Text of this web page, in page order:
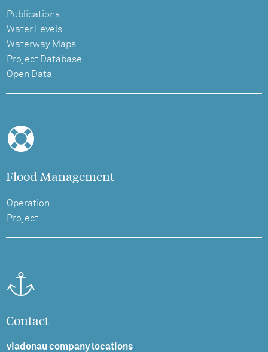
Publications
Water Levels
Waterway Maps
Project Database
Open Data
Flood Management
Operation
Project
Contact
viadonau company locations